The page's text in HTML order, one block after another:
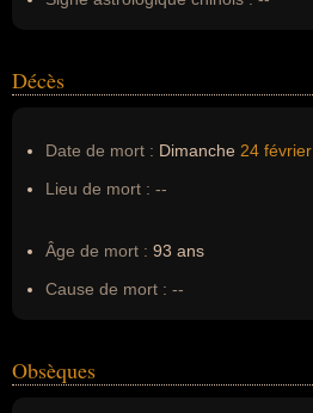
Décès
Date de mort : Dimanche 24 février
Lieu de mort : --
Âge de mort : 93 ans
Cause de mort : --
Obsèques